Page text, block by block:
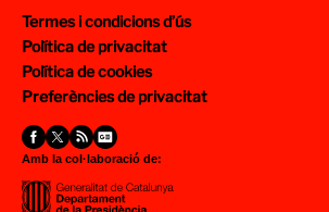
Termes i condicions d’ús
Política de privacitat
Política de cookies
Preferències de privacitat
Amb la col·laboració de: